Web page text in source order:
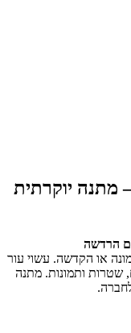
מתנה יוקרתית
הרדשה
או הקדשה. עשוי עור
שטרות ותמונות. מתנה